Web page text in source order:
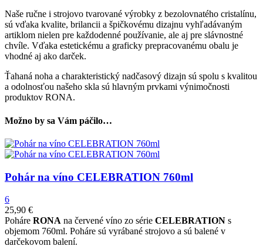
Naše ručne i strojovo tvarované výrobky z bezolovnatého cristalínu,
sú vďaka kvalite, brilancii a špičkovému dizajnu vyhľadávaným
artiklom nielen pre každodenné používanie, ale aj pre slávnostné
chvíle. Vďaka estetickému a graficky prepracovanému obalu je
vhodné aj ako darček.
Ťahaná noha a charakteristický nadčasový dizajn sú spolu s kvalitou
a odolnosťou našeho skla sú hlavným prvkami výnimočnosti
produktov RONA.
Možno by sa Vám páčilo…
Pohár na víno CELEBRATION 760ml
6
25,90 €
Poháre RONA na červené víno zo série CELEBRATION s
objemom 760ml. Poháre sú vyrábané strojovo a sú balené v
darčekovom balení.